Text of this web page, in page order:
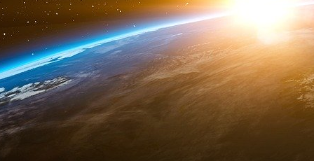
Quant à Macron il ne se cache pas de sa
contact qui n’a jamais été aussi facile.
«Emmanuel Macron n’a pas la colonne
Benoît Hamon 2017
«Macron n’a qu’un sujet, c’est plaire aux
Macron assume que dans son entourage il
monde de l’entreprise et ayant travaillé pour